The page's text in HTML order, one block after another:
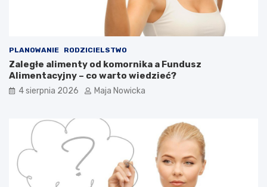
PLANOWANIE RODZICIELSTWO
Zaległe alimenty od komornika a Fundusz
Alimentacyjny – co warto wiedzieć?
4 sierpnia 2026 Maja Nowicka